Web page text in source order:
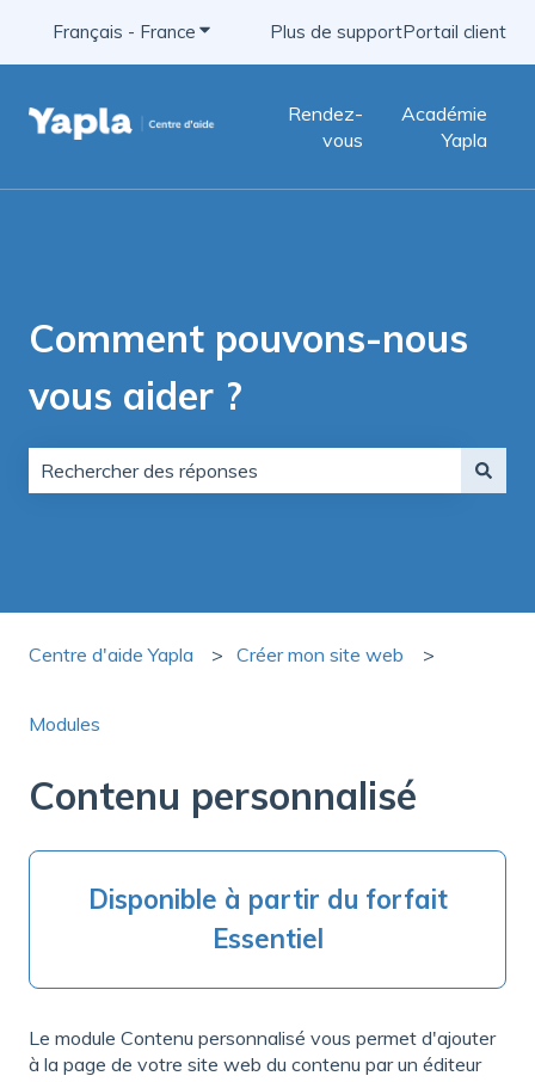
Français - France Afficher le sous-menu pour les
Plus de supportPortail client
Rendez-
vous
Académie
Yapla
Comment pouvons-nous
vous aider ?
Centre d'aide Yapla Créer mon site web
Modules
Contenu personnalisé
Disponible à partir du forfait
Essentiel
Le module Contenu personnalisé vous permet d'ajouter
à la page de votre site web du contenu par un éditeur